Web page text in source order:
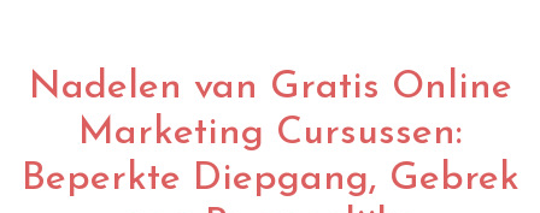
Nadelen van Gratis Online
Marketing Cursussen:
Beperkte Diepgang, Gebrek